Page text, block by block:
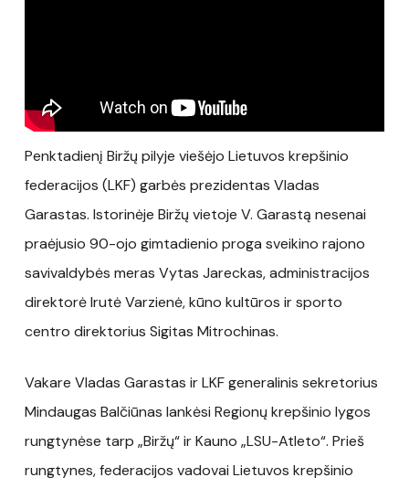
Penktadienį Biržų pilyje viešėjo Lietuvos krepšinio
federacijos (LKF) garbės prezidentas Vladas
Garastas. Istorinėje Biržų vietoje V. Garastą nesenai
praėjusio 90-ojo gimtadienio proga sveikino rajono
savivaldybės meras Vytas Jareckas, administracijos
direktorė Irutė Varzienė, kūno kultūros ir sporto
centro direktorius Sigitas Mitrochinas.
Vakare Vladas Garastas ir LKF generalinis sekretorius
Mindaugas Balčiūnas lankėsi Regionų krepšinio lygos
rungtynėse tarp „Biržų“ ir Kauno „LSU-Atleto“. Prieš
rungtynes, federacijos vadovai Lietuvos krepšinio